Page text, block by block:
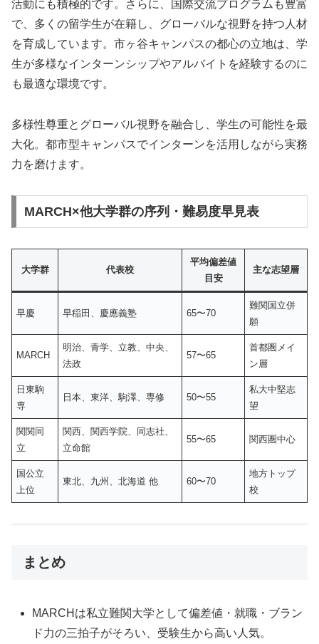
活動にも積極的です。さらに、国際交流プログラムも豊富
で、多くの留学生が在籍し、グローバルな視野を持つ人材
を育成しています。市ヶ谷キャンパスの都心の立地は、学
生が多様なインターンシップやアルバイトを経験するのに
も最適な環境です。
多様性尊重とグローバル視野を融合し、学生の可能性を最
大化。都市型キャンパスでインターンを活用しながら実務
力を磨けます。
MARCH×他大学群の序列・難易度早見表
大学群 代表校
平均偏差値
目安
主な志望層
早慶 早稲田、慶應義塾 65〜70
難関国立併
願
MARCH
明治、青学、立教、中央、
法政
57〜65
首都圏メイ
ン層
日東駒
専
日本、東洋、駒澤、専修 50〜55
私大中堅志
望
関関同
立
関西、関西学院、同志社、
立命館
55〜65 関西圏中心
国公立
上位
東北、九州、北海道 他 60〜70
地方トップ
校
まとめ
MARCHは私立難関大学として偏差値・就職・ブラン
ド力の三拍子がそろい、受験生から高い人気。